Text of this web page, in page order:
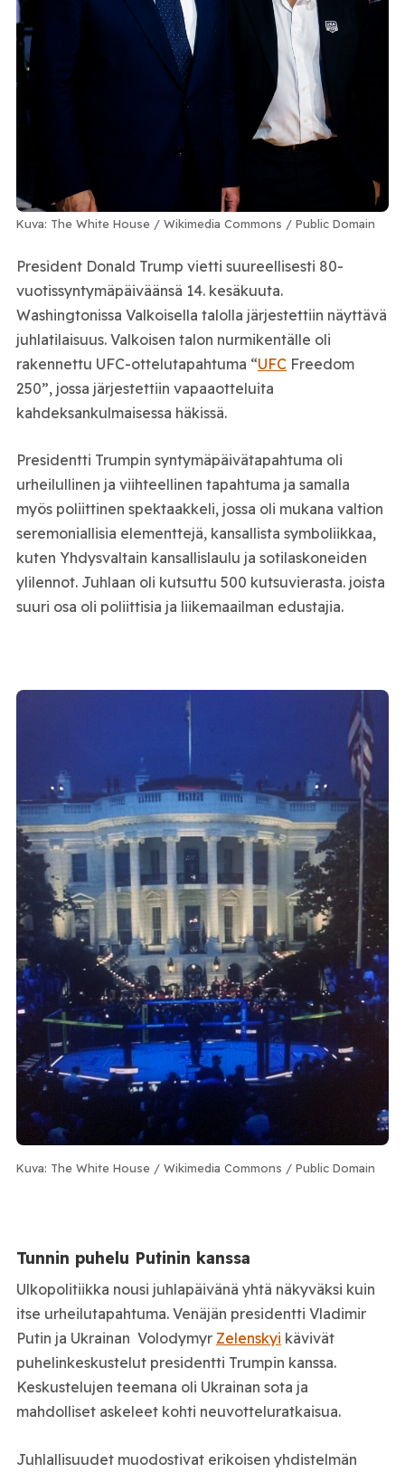
Kuva: The White House / Wikimedia Commons / Public Domain
President Donald Trump vietti suureellisesti 80-
vuotissyntymäpäiväänsä 14. kesäkuuta.
Washingtonissa Valkoisella talolla järjestettiin näyttävä
juhlatilaisuus. Valkoisen talon nurmikentälle oli
rakennettu UFC-ottelutapahtuma “UFCFreedom
250”, jossa järjestettiin vapaaotteluita
kahdeksankulmaisessa häkissä.
Presidentti Trumpin syntymäpäivätapahtuma oli
urheilullinen ja viihteellinen tapahtuma ja samalla
myös poliittinen spektaakkeli, jossa oli mukana valtion
seremoniallisia elementtejä, kansallista symboliikkaa,
kuten Yhdysvaltain kansallislaulu ja sotilaskoneiden
ylilennot. Juhlaan oli kutsuttu 500 kutsuvierasta. joista
suuri osa oli poliittisia ja liikemaailman edustajia.
Kuva: The White House / Wikimedia Commons / Public Domain
Tunnin puhelu Putinin kanssa
Ulkopolitiikka nousi juhlapäivänä yhtä näkyväksi kuin
itse urheilutapahtuma. Venäjän presidentti Vladimir
Putin ja Ukrainan Volodymyr Zelenskyi kävivät
puhelinkeskustelut presidentti Trumpin kanssa.
Keskustelujen teemana oli Ukrainan sota ja
mahdolliset askeleet kohti neuvotteluratkaisua.
Juhlallisuudet muodostivat erikoisen yhdistelmän